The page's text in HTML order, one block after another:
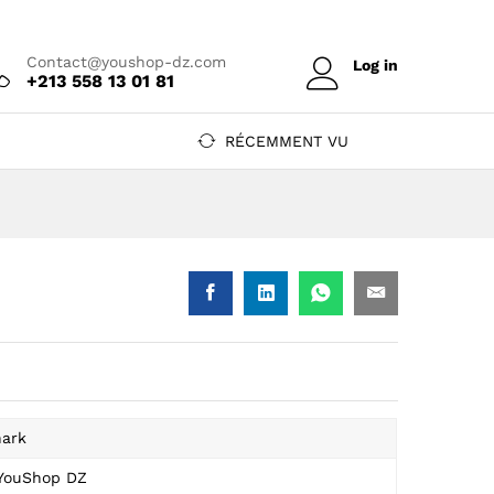
Contact@youshop-dz.com
+213 558 13 01 81
Log in
RÉCEMMENT VU
DZ